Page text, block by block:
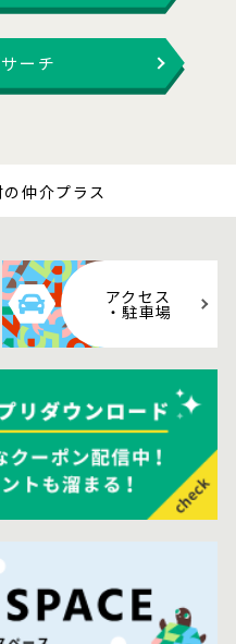
ーチ
の仲介プラス
アクセス
・駐車場